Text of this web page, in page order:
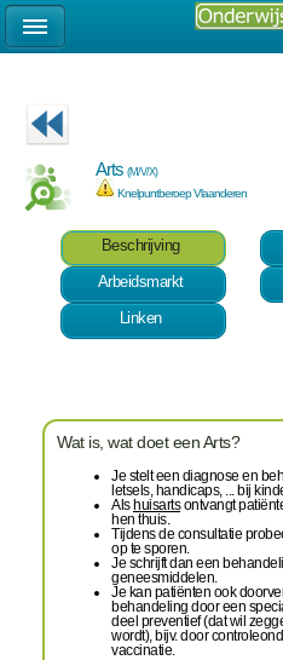
Arts(M/V/X)
Knelpuntberoep Vlaanderen
Beschrijving
Arbeidsmarkt
Linken
Wat is, wat doet een Arts?
Je stelt een diagnose en
letsels, handicaps, ... bij
Als huisartsontvangt
hen thuis.
Tijdens de consultatie
op te sporen.
Je schrijft dan een
geneesmiddelen.
Je kan patiënten ook
behandeling door een
deel preventief (dat wil
wordt), bijv. door
vaccinatie.